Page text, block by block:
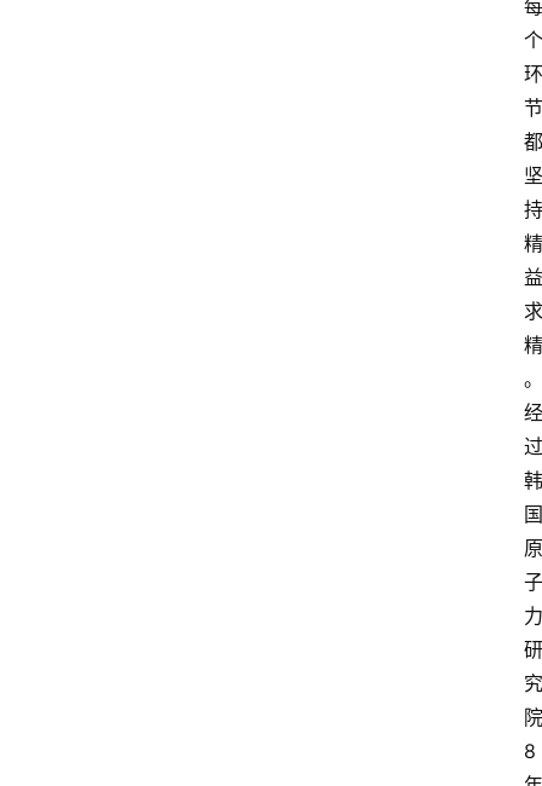
每
个
环
节
都
坚
持
精
益
求
精
。
经
过
韩
国
原
子
力
研
究
院
8